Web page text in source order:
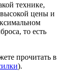
технике,
цены и
то есть
прочитать в
).